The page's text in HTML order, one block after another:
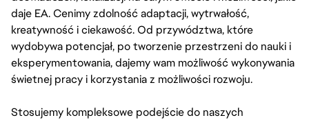
daje EA. Cenimy zdolność adaptacji, wytrwałość,
kreatywność i ciekawość. Od przywództwa, które
wydobywa potencjał, po tworzenie przestrzeni do nauki i
eksperymentowania, dajemy wam możliwość wykonywania
świetnej pracy i korzystania z możliwości rozwoju.
Stosujemy kompleksowe podejście do naszych